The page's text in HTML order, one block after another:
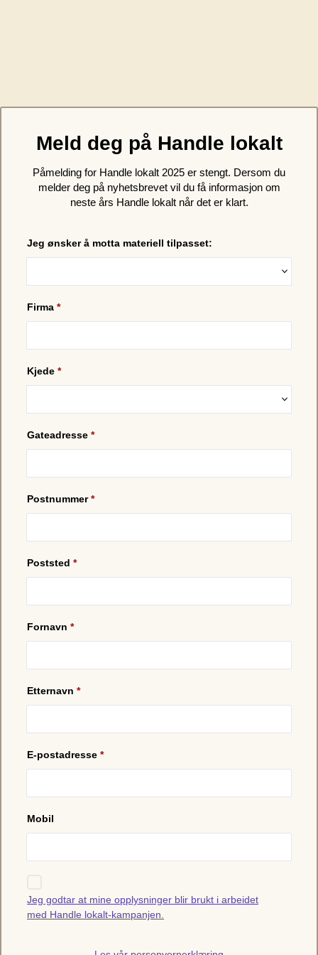
Meld deg på Handle lokalt
Påmelding for Handle lokalt 2025 er stengt. Dersom du
melder deg på nyhetsbrevet vil du få informasjon om
neste års Handle lokalt når det er klart.
Jeg ønsker å motta materiell tilpasset:
Firma *
Kjede *
Gateadresse *
Postnummer*
Poststed *
Fornavn *
Etternavn *
E-postadresse *
Mobil
Jeg godtar at mine opplysninger blir brukt i arbeidet
med Handle lokalt-kampanjen.